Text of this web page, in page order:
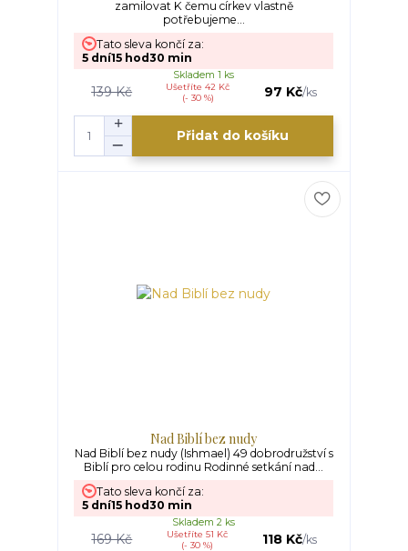
zamilovat K čemu církev vlastně
potřebujeme...
139 Kč
Ušetříte 42 Kč
(- 30 %)
97 Kč/ks
Skladem 1 ks
Tato sleva končí za:
5 dní15 hod30 min
Přidat do košíku
Nad Biblí bez nudy
Nad Biblí bez nudy (Ishmael) 49 dobrodružství s
Biblí pro celou rodinu Rodinné setkání nad...
169 Kč
Ušetříte 51 Kč
(- 30 %)
118 Kč/ks
Skladem 2 ks
Tato sleva končí za:
5 dní15 hod30 min